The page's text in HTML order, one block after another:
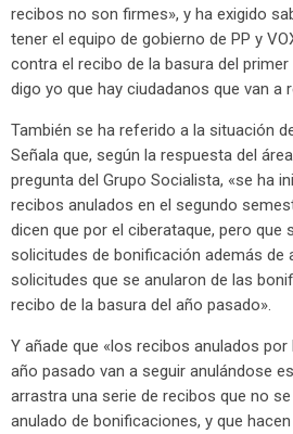
recibos no son firmes», y ha exigido
tener el equipo de gobierno de PP y
contra el recibo de la basura del
digo yo que hay ciudadanos que van a
También se ha referido a la situación
Señala que, según la respuesta del
pregunta del Grupo Socialista, «se ha
recibos anulados en el segundo
dicen que por el ciberataque, pero que
solicitudes de bonificación además de
solicitudes que se anularon de las
recibo de la basura del año pasado».
Y añade que «los recibos anulados
año pasado van a seguir anulándose
arrastra una serie de recibos que no
anulado de bonificaciones, y que